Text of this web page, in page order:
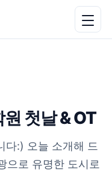
첫날 & OT
다:) 오늘 소개해 드
으로 유명한 도시로